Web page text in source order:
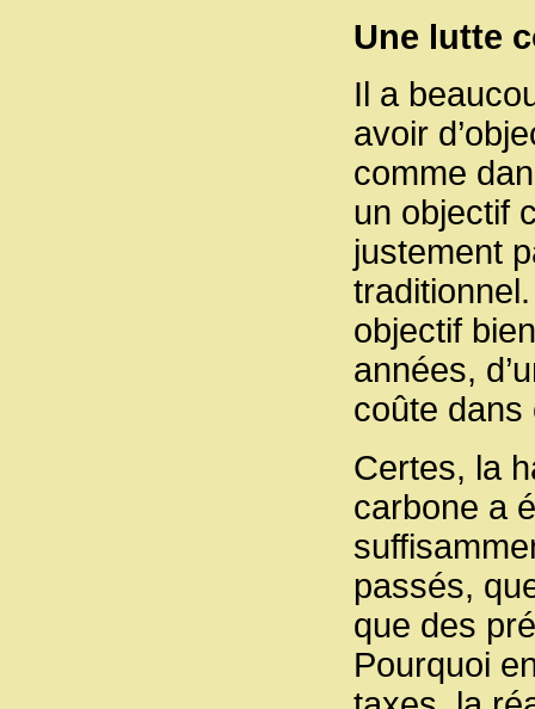
Une lutte
Il a
avoir
comme
un objectif
justement
objectif
années,
coûte dans
Certes, la
carbone a
passés,
que des
Pourquoi